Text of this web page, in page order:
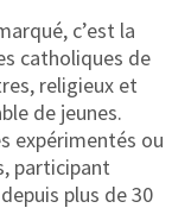
c’est la
catholiques de
religieux et
de jeunes.
expérimentés ou
participant
plus de 30